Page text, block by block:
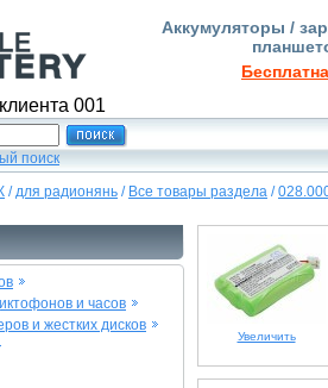
001
Аккумуляторы /
поиск
/для радионянь / Все товары раздела /
и часов
и жестких дисков
Увеличить